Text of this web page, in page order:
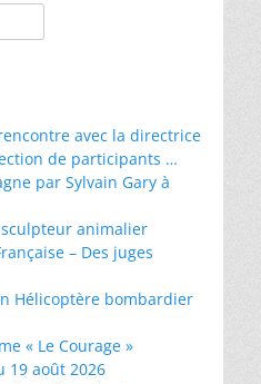
avec la directrice
de participants …
par Sylvain Gary à
sculpteur animalier
– Des juges
Hélicoptère bombardier
« Le Courage »
19 août 2026